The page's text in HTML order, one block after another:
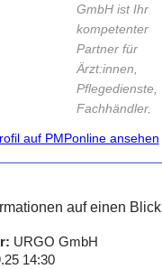
GmbH ist Ihr
kompetenter
Partner für
Ärzt:innen,
Pflegedienste,
Fachhändler,
Sanitätshäuser,
Kliniken und
bieten optimale
Lösungen zur
auf PMPonline ansehen
auf einen Blick
URGO GmbH
14:30